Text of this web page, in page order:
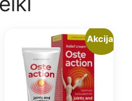
Akcija!